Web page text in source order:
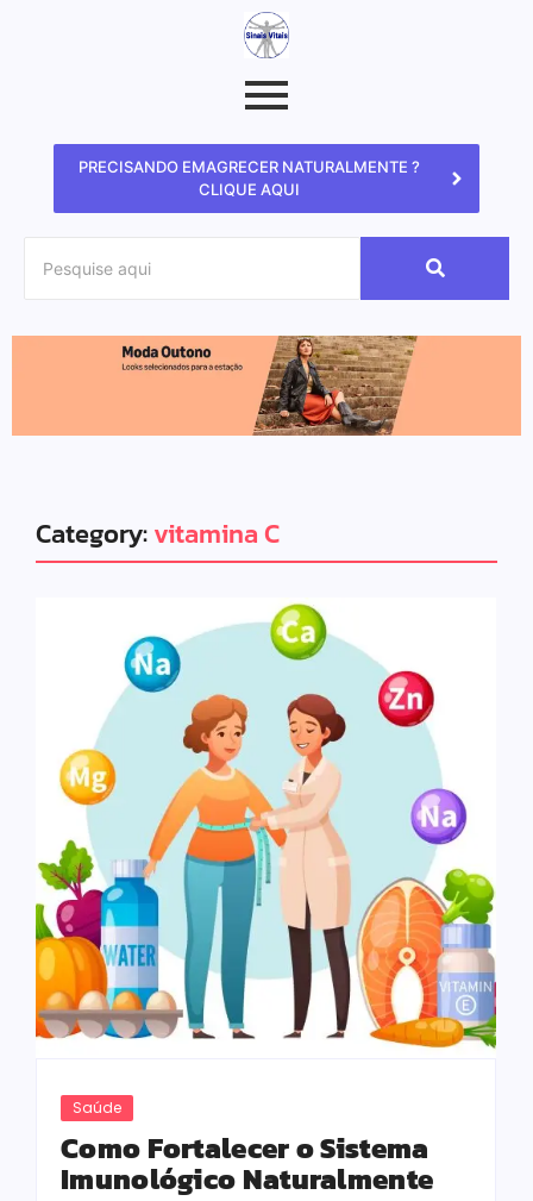
PRECISANDO EMAGRECER NATURALMENTE ?
CLIQUE AQUI
Category:vitamina C
Saúde
Como Fortalecer o Sistema
Imunológico Naturalmente